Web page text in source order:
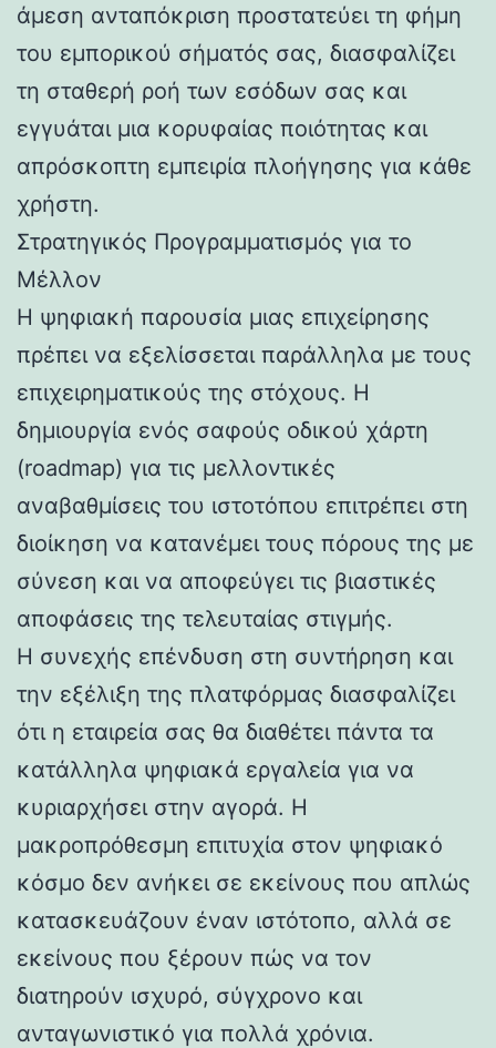
άμεση ανταπόκριση προστατεύει τη φήμη
του εμπορικού σήματός σας, διασφαλίζει
τη σταθερή ροή των εσόδων σας και
εγγυάται μια κορυφαίας ποιότητας και
απρόσκοπτη εμπειρία πλοήγησης για κάθε
χρήστη.
Στρατηγικός Προγραμματισμός για το
Μέλλον
Η ψηφιακή παρουσία μιας επιχείρησης
πρέπει να εξελίσσεται παράλληλα με τους
επιχειρηματικούς της στόχους. Η
δημιουργία ενός σαφούς οδικού χάρτη
(roadmap) για τις μελλοντικές
αναβαθμίσεις του ιστοτόπου επιτρέπει στη
διοίκηση να κατανέμει τους πόρους της με
σύνεση και να αποφεύγει τις βιαστικές
αποφάσεις της τελευταίας στιγμής.
Η συνεχής επένδυση στη συντήρηση και
την εξέλιξη της πλατφόρμας διασφαλίζει
ότι η εταιρεία σας θα διαθέτει πάντα τα
κατάλληλα ψηφιακά εργαλεία για να
κυριαρχήσει στην αγορά. Η
μακροπρόθεσμη επιτυχία στον ψηφιακό
κόσμο δεν ανήκει σε εκείνους που απλώς
κατασκευάζουν έναν ιστότοπο, αλλά σε
εκείνους που ξέρουν πώς να τον
διατηρούν ισχυρό, σύγχρονο και
ανταγωνιστικό για πολλά χρόνια.